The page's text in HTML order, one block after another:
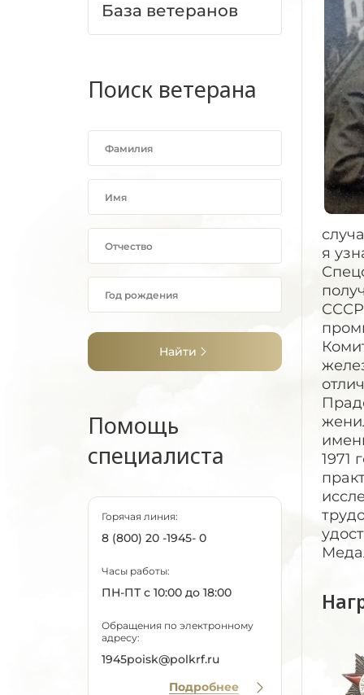
База ветеранов
Поиск ветерана
Найти
Помощь
специалиста
Горячая линия:
8 (800) 20 -1945- 0
Часы работы:
ПН-ПТ с 10:00 до 18:00
Обращения по электронному
адресу:
1945poisk@polkrf.ru
Подробнее
я
1971